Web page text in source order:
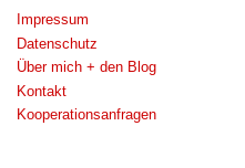
Impressum
Datenschutz
Über mich + den Blog
Kontakt
Kooperationsanfragen